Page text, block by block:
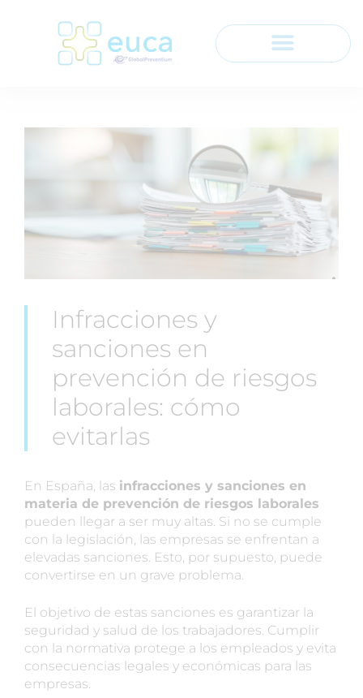
Infracciones y
sanciones en
prevención de riesgos
laborales: cómo
evitarlas
En España, las infracciones y sanciones en
materia de prevención de riesgos laborales
pueden llegar a ser muy altas. Si no se cumple
con la legislación, las empresas se enfrentan a
elevadas sanciones. Esto, por supuesto, puede
convertirse en un grave problema.
El objetivo de estas sanciones es garantizar la
seguridad y salud de los trabajadores. Cumplir
con la normativa protege a los empleados y evita
consecuencias legales y económicas para las
empresas.